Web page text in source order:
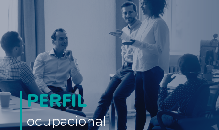
PERFIL
ocupacional